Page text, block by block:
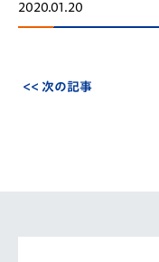
2020.01.20
<< 次の記事